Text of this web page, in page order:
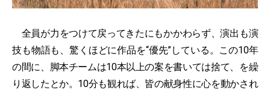
全員が力をつけて戻ってきたにもかかわらず、演出も演
技も物語も、驚くほどに作品を“優先”している。この10年
の間に、脚本チームは10本以上の案を書いては捨て、を繰
り返したとか。10分も観れば、皆の献身性に心を動かされ